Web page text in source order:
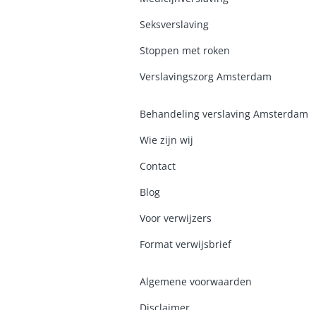
Seksverslaving
Stoppen met roken
Verslavingszorg Amsterdam
Behandeling verslaving Amsterdam
Wie zijn wij
Contact
Blog
Voor verwijzers
Format verwijsbrief
Algemene voorwaarden
Disclaimer